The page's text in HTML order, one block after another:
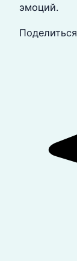
эмоций.
Поделиться